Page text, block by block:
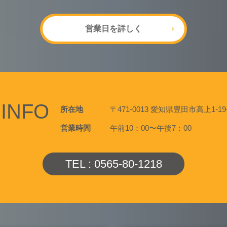
営業日を詳しく
所在地 〒471-0013 愛知県豊田市高上1-
営業時間 午前10：00〜午後7：00
TEL : 0565-80-1218